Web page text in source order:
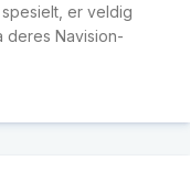
er veldig
deres Navision-